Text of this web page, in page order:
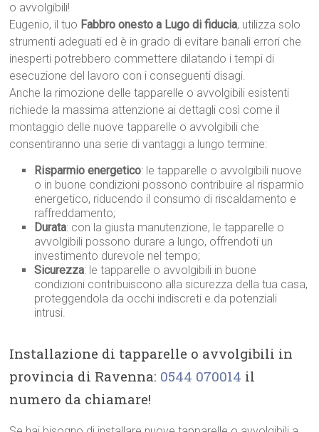
o avvolgibili!
Eugenio, il tuo Fabbro onesto a Lugo di fiducia, utilizza solo
strumenti adeguati ed è in grado di evitare banali errori che
inesperti potrebbero commettere dilatando i tempi di
esecuzione del lavoro con i conseguenti disagi.
Anche la rimozione delle tapparelle o avvolgibili esistenti
richiede la massima attenzione ai dettagli così come il
montaggio delle nuove tapparelle o avvolgibili che
consentiranno una serie di vantaggi a lungo termine:
Risparmio energetico: le tapparelle o avvolgibili nuove
o in buone condizioni possono contribuire al risparmio
energetico, riducendo il consumo di riscaldamento e
raffreddamento;
Durata: con la giusta manutenzione, le tapparelle o
avvolgibili possono durare a lungo, offrendoti un
investimento durevole nel tempo;
Sicurezza: le tapparelle o avvolgibili in buone
condizioni contribuiscono alla sicurezza della tua casa,
proteggendola da occhi indiscreti e da potenziali
intrusi.
Installazione di tapparelle o avvolgibili in
provincia di Ravenna: 0544 070014 il
numero da chiamare!